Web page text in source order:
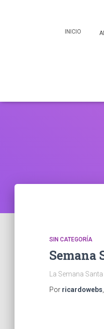
INICIO
SIN CATEGORÍA
Semana
La Semana
Por ricardowebs